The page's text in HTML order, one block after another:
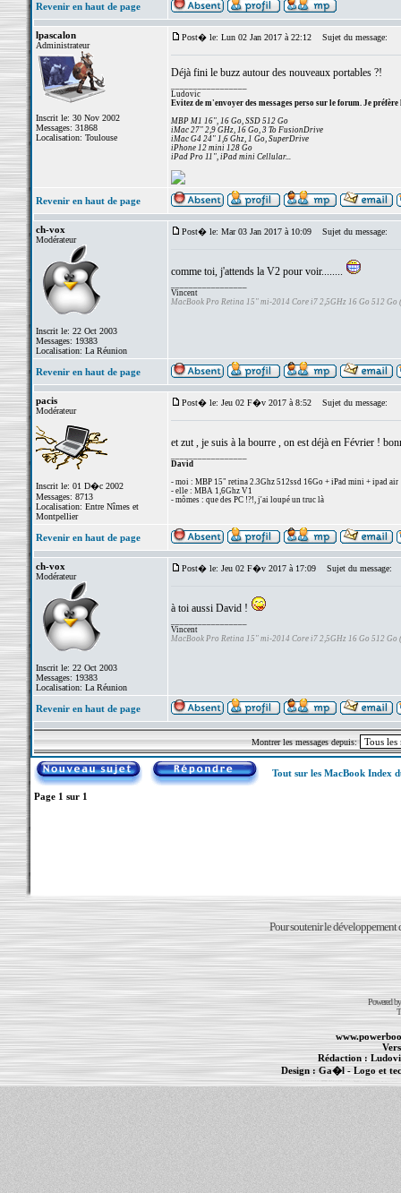
Revenir en haut de page
lpascalon
Administrateur
Inscrit le: 30 Nov 2002
Messages: 31868
Localisation: Toulouse
Post� le: Lun 02 Jan 2017 à 22:12 Sujet du message:
Déjà fini le buzz autour des nouveaux portables ?!
Ludovic
Evitez de m'envoyer des messages perso sur le forum. Je préfère
MBP M1 16", 16 Go, SSD 512 Go
iMac 27" 2,9 GHz, 16 Go, 3 To FusionDrive
iMac G4 24" 1,6 Ghz, 1 Go, SuperDrive
iPhone 12 mini 128 Go
iPad Pro 11", iPad mini Cellular...
Revenir en haut de page
ch-vox
Modérateur
Inscrit le: 22 Oct 2003
Messages: 19383
Localisation: La Réunion
Post� le: Mar 03 Jan 2017 à 10:09 Sujet du message:
comme toi, j'attends la V2 pour voir........
Vincent
MacBook Pro Retina 15" mi-2014 Core i7 2,5GHz 16 Go 512 Go
Revenir en haut de page
pacis
Modérateur
Inscrit le: 01 D�c 2002
Messages: 8713
Localisation: Entre Nîmes et
Montpellier
Post� le: Jeu 02 F�v 2017 à 8:52 Sujet du message:
et zut , je suis à la bourre , on est déjà en Février !
David
- moi : MBP 15" retina 2.3Ghz 512ssd 16Go + iPad mini + ipad air
- elle : MBA 1,6Ghz V1
- mômes : que des PC !?!, j'ai loupé un truc là
Revenir en haut de page
ch-vox
Modérateur
Inscrit le: 22 Oct 2003
Messages: 19383
Localisation: La Réunion
Post� le: Jeu 02 F�v 2017 à 17:09 Sujet du message:
à toi aussi David !
Vincent
MacBook Pro Retina 15" mi-2014 Core i7 2,5GHz 16 Go 512 Go
Revenir en haut de page
Montrer les messages depuis:
Tout sur les MacBook Index
Page 1 sur 1
Pour soutenir le développement
Powered
Rédaction :
Design : Ga�l- Logo et
Informations : PowerBook